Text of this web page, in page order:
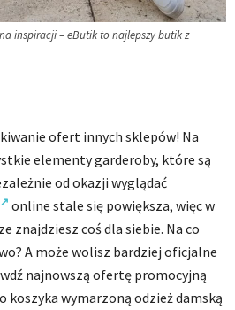
inspiracji – eButik to najlepszy butik z
ofert innych sklepów! Na
elementy garderoby, które są
od okazji wyglądać
online stale się powiększa, więc w
znajdziesz coś dla siebie. Na co
A może wolisz bardziej oficjalne
najnowszą ofertę promocyjną
koszyka wymarzoną odzież damską